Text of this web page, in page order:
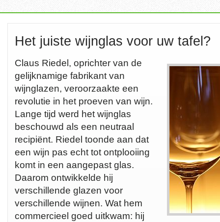
Het juiste wijnglas voor uw tafel?
Claus Riedel, oprichter van de
gelijknamige fabrikant van
wijnglazen, veroorzaakte een
revolutie in het proeven van wijn.
Lange tijd werd het wijnglas
beschouwd als een neutraal
recipiënt. Riedel toonde aan dat
een wijn pas echt tot ontplooiing
komt in een aangepast glas.
Daarom ontwikkelde hij
verschillende glazen voor
verschillende wijnen. Wat hem
commercieel goed uitkwam: hij